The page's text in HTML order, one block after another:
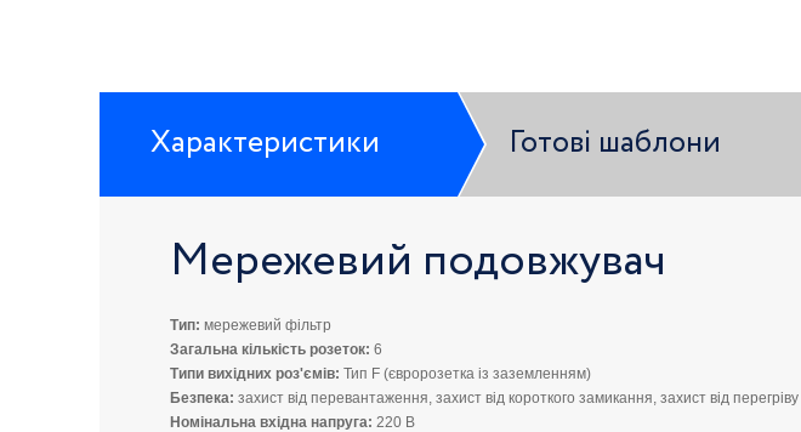
Характеристики Готові шаблони
Мережевий подовжувач
Тип: мережевий фільтр
Загальна кількість розеток: 6
Типи вихідних роз'ємів: Тип F (євророзетка із заземленням)
Безпека: захист від перевантаження, захист від короткого замикання, захист від перегріву
Номінальна вхідна напруга: 220 В